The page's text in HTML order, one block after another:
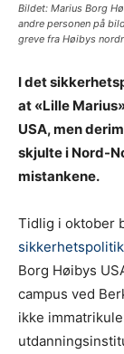
Bildet: Marius Borg
andre personen på
greve fra Høibys
I det
at «Lille
USA, men
skjulte i Nord-
mistankene.
Tidlig i oktober
Borg Høibys
campus ved
ikke